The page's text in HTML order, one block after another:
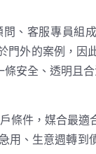
、客服專員組
外的案例，因
安全、透明且
條件，媒合最適
用、生意週轉到